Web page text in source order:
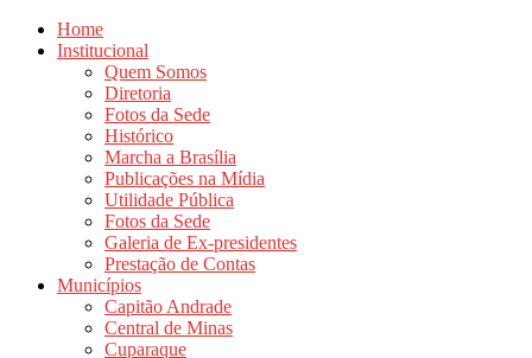
Home
Institucional
Quem Somos
Diretoria
Fotos da Sede
Histórico
Marcha a Brasília
Publicações na Mídia
Utilidade Pública
Fotos da Sede
Galeria de Ex-presidentes
Prestação de Contas
Municípios
Capitão Andrade
Central de Minas
Cuparaque